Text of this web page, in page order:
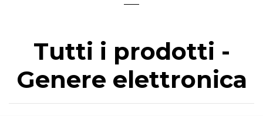
Tutti i prodotti -
Genere elettronica